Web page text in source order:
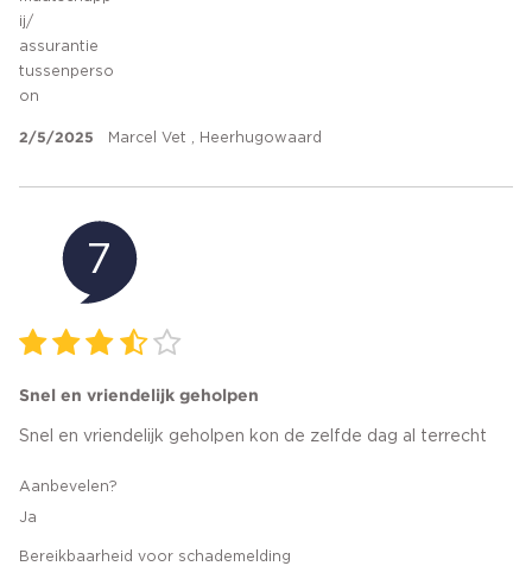
ij/
assurantie
tussenperso
on
2/5/2025 Marcel Vet , Heerhugowaard
7
Snel en vriendelijk geholpen
Snel en vriendelijk geholpen kon de zelfde dag al terrecht
Aanbevelen?
Ja
Bereikbaarheid voor schademelding